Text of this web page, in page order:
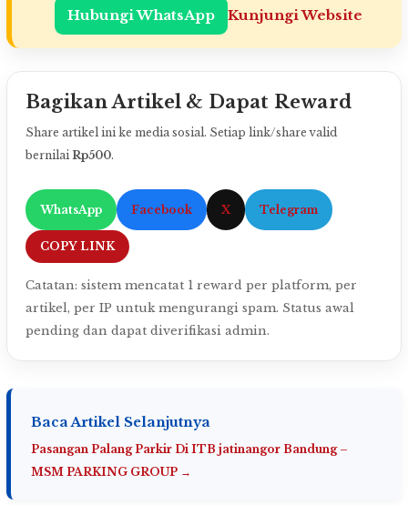
Hubungi WhatsApp Kunjungi Website
Bagikan Artikel & Dapat Reward
Share artikel ini ke media sosial. Setiap link/share valid
bernilai Rp500.
WhatsApp Facebook X Telegram
COPY LINK
Catatan: sistem mencatat 1 reward per platform, per
artikel, per IP untuk mengurangi spam. Status awal
pending dan dapat diverifikasi admin.
Baca Artikel Selanjutnya
Pasangan Palang Parkir Di ITB jatinangor Bandung –
MSM PARKING GROUP →